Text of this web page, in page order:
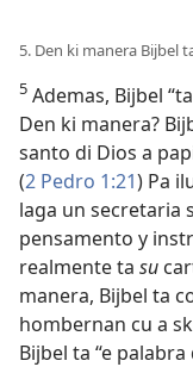
5. Den ki manera Bijbel
5 Ademas, Bijbel
Den ki manera?
santo di Dios a
(2 Pedro 1:21) Pa
laga un secretaria
pensamento y
realmente ta su
manera, Bijbel ta
hombernan cu a
Bijbel ta “e